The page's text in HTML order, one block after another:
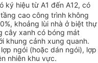
ký hiệu từ A1 đến A12, có
cao công trình không
khoảng lùi nhà ở biệt thự
cây xanh có bóng mát
khung cảnh xung quanh.
ợp ngói (hoặc dán ngói), lợp
nhiên khu vực.